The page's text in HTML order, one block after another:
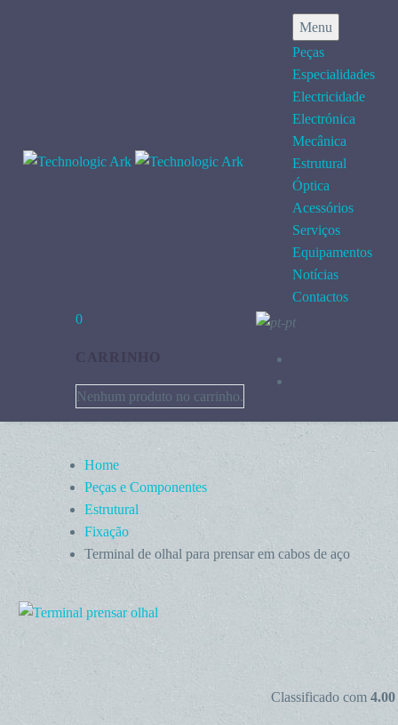
Menu
Peças
Especialidades
Electricidade
Electrónica
Mecânica
Estrutural
Óptica
Acessórios
Serviços
Equipamentos
Notícias
Contactos
0
Nenhum produto no carrinho.
Home
Peças e Componentes
Estrutural
Fixação
Terminal de olhal para prensar em cabos de aço
Classificado com 4.00